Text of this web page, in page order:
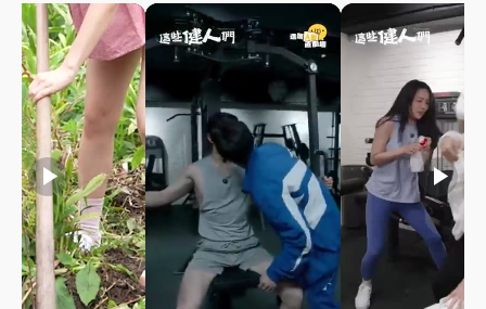
play_arrow play_arrow play_arrow